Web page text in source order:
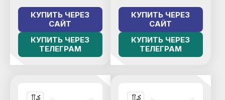
КУПИТЬ ЧЕРЕЗ
САЙТ
КУПИТЬ ЧЕРЕЗ
ТЕЛЕГРАМ
КУПИТЬ ЧЕРЕЗ
САЙТ
КУПИТЬ ЧЕРЕЗ
ТЕЛЕГРАМ